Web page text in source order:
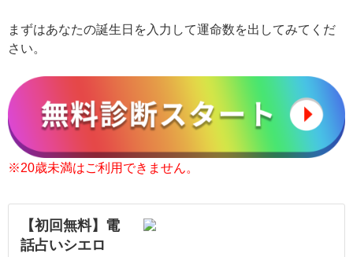
まずはあなたの誕生日を入力して運命数を出してみてくだ
さい。
※20歳未満はご利用できません。
【初回無料】電
話占いシエロ